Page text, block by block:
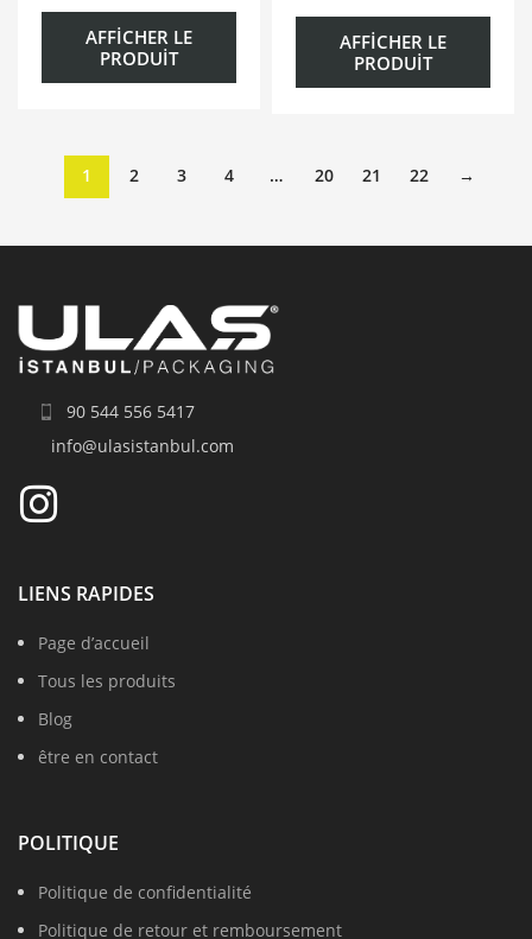
AFFICHER LE
PRODUIT
AFFICHER LE
PRODUIT
1 2 3 4 … 20 21 22 →
90 544 556 5417
info@ulasistanbul.com
LIENS RAPIDES
Page d’accueil
Tous les produits
Blog
être en contact
POLITIQUE
Politique de confidentialité
Politique de retour et remboursement